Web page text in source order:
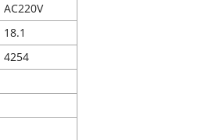
AC220V
18.1
4254